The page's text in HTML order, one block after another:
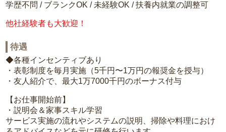
学歴不問 / ブランクOK / 未経験OK / 扶養内就業の調整可
他社経験者も大歓迎！
待遇
◆各種インセンティブあり
・表彰制度を毎月実施（5千円〜1万円の報奨金を授与）
・友人紹介で、最大1万7000千円のボーナス付与
【お仕事開始前】
・説明会＆家事スキル学習
サービス実施の流れやシステムの説明、掃除や料理におけ